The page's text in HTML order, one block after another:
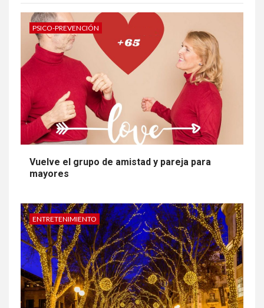
PSICO-PREVENCIÓN
Vuelve el grupo de amistad y pareja para
mayores
ENTRETENIMIENTO